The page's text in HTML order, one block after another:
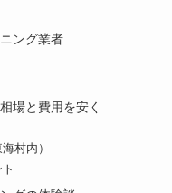
ング業者
場と費用を安く
村内）